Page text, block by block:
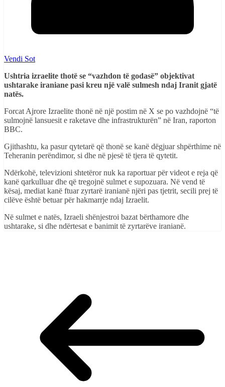
Vendi Sot
Ushtria izraelite thotë se “vazhdon të godasë” objektivat
ushtarake iraniane pasi kreu një valë sulmesh ndaj Iranit gjatë
natës.
Forcat Ajrore Izraelite thonë në një postim në X se po vazhdojnë “të
sulmojnë lansuesit e raketave dhe infrastrukturën” në Iran, raporton
BBC.
Gjithashtu, ka pasur qytetarë që thonë se kanë dëgjuar shpërthime në
Teheranin perëndimor, si dhe në pjesë të tjera të qytetit.
Ndërkohë, televizioni shtetëror nuk ka raportuar për videot e reja që
kanë qarkulluar dhe që tregojnë sulmet e supozuara. Në vend të
kësaj, mediat kanë ftuar zyrtarë iranianë njëri pas tjetrit, secili prej të
cilëve është betuar për hakmarrje ndaj Izraelit.
Në sulmet e natës, Izraeli shënjestroi bazat bërthamore dhe
ushtarake, si dhe ndërtesat e banimit të zyrtarëve iranianë.